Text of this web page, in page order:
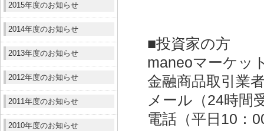
2015年度のお知らせ
2014年度のお知らせ
2013年度のお知らせ
2012年度のお知らせ
2011年度のお知らせ
2010年度のお知らせ
■投資家の方
maneoマーケッ
金融商品取引業
メール（24時間
電話（平日10：